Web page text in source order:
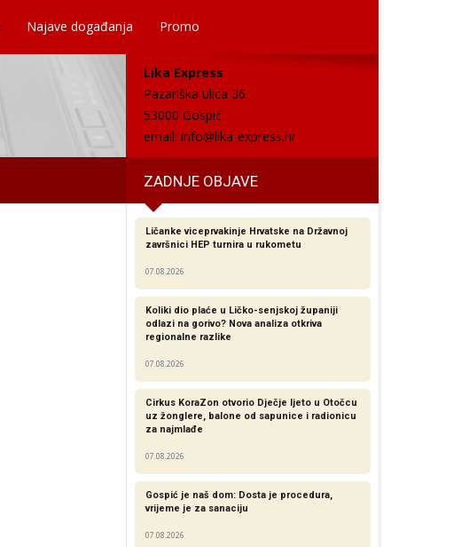
Najave događanja Promo
Lika Express
Pazariška ulica 36
53000 Gospić
email: info@lika-express.hr
ZADNJE OBJAVE
Ličanke viceprvakinje Hrvatske na Državnoj
završnici HEP turnira u rukometu
07.08.2026
Koliki dio plaće u Ličko-senjskoj županiji
odlazi na gorivo? Nova analiza otkriva
regionalne razlike​
07.08.2026
Cirkus KoraZon otvorio Dječje ljeto u Otočcu
uz žonglere, balone od sapunice i radionicu
za najmlađe
07.08.2026
Gospić je naš dom: Dosta je procedura,
vrijeme je za sanaciju
07.08.2026